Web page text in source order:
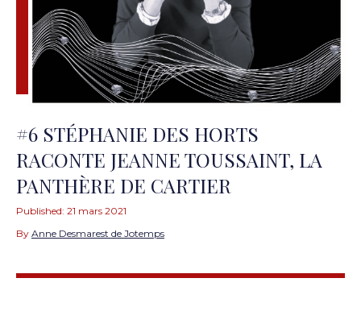
#6 STÉPHANIE DES HORTS
RACONTE JEANNE TOUSSAINT, LA
PANTHÈRE DE CARTIER
Published: 21 mars 2021
By Anne Desmarest de Jotemps